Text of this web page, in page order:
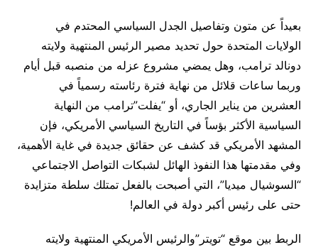
بعيداً عن متون وتفاصيل الجدل السياسي المحتدم في
الولايات المتحدة حول تحديد مصير الرئيس المنتهية ولايته
دونالد ترامب، وهل يمضي مشروع عزله من منصبه قبل أيام
وربما ساعات قلائل من نهاية فترة رئاسته رسمياً في
العشرين من يناير الجاري، أو “يفلت”ترامب من النهاية
السياسية الأكثر بؤساً في التاريخ السياسي الأمريكي، فإن
المشهد الأمريكي قد كشف عن حقائق جديدة في غاية الأهمية،
وفي مقدمتها هذا النفوذ الهائل لشبكات التواصل الاجتماعي
“السوشيال ميديا”، التي أصبحت بالفعل تمتلك سلطة متزايدة
حتى على رئيس أكبر دولة في العالم!
الربط بين موقع “تويتر”والرئيس الأمريكي المنتهية ولايته